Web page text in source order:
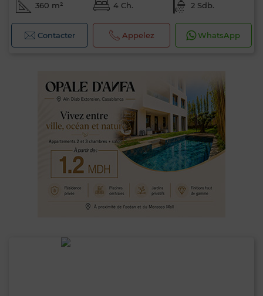
360 m² 4 Ch. 2 Sdb.
Contacter Appelez WhatsApp